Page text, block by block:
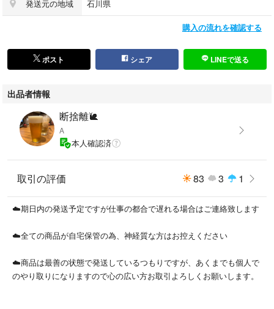
発送元の地域 石川県
購入の流れを確認する
ポスト シェア LINEで送る
出品者情報
断捨離🐌
A
本人確認済
取引の評価 83 3 1
☁️期日内の発送予定ですが仕事の都合で遅れる場合はご連絡致します
☁️全ての商品が自宅保管の為、神経質な方はお控えください
☁️商品は最善の状態で発送しているつもりですが、あくまでも個人で
のやり取りになりますので心の広い方お取引よろしくお願いします。